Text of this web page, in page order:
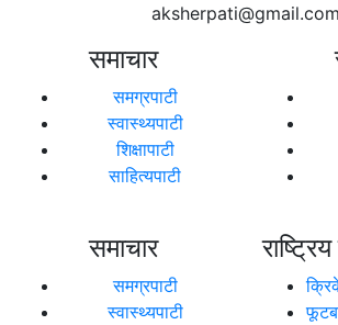
aksherpati@gmail.com
समाचार
समग्रपाटी
स्वास्थ्यपाटी
शिक्षापाटी
साहित्यपाटी
समाचार
समग्रपाटी
स्वास्थ्यपाटी